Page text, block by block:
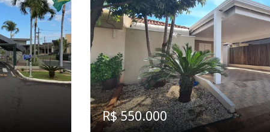
R$ 550.000